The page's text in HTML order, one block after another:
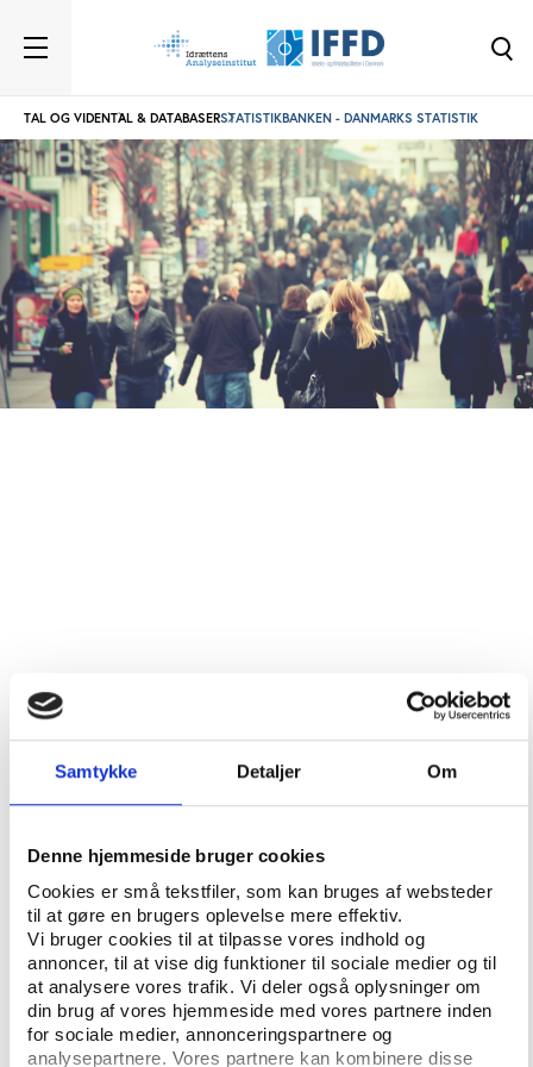
Samtykke Detaljer Om
Denne hjemmeside bruger cookies
Cookies er små tekstfiler, som kan bruges af websteder
til at gøre en brugers oplevelse mere effektiv.
Vi bruger cookies til at tilpasse vores indhold og
annoncer, til at vise dig funktioner til sociale medier og til
at analysere vores trafik. Vi deler også oplysninger om
din brug af vores hjemmeside med vores partnere inden
for sociale medier, annonceringspartnere og
analysepartnere. Vores partnere kan kombinere disse
TAL OG VIDENTAL & DATABASERSTATISTIKBANKEN - DANMARKS STATISTIK
Statistikbanken
Hos Danmarks Statistik kan man via
Statistikbanken finde tal og statisk